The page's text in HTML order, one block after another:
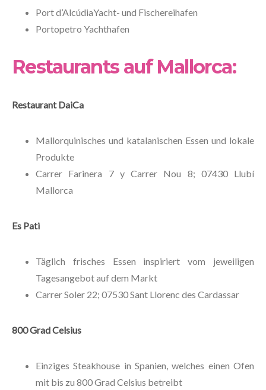
Port d’AlcúdiaYacht- und Fischereihafen
Portopetro Yachthafen
Restaurants auf Mallorca:
Restaurant DaiCa
Mallorquinisches und katalanischen Essen und lokale
Produkte
Carrer Farinera 7 y Carrer Nou 8; 07430 Llubí
Mallorca
Es Pati
Täglich frisches Essen inspiriert vom jeweiligen
Tagesangebot auf dem Markt
Carrer Soler 22; 07530 Sant Llorenc des Cardassar
800 Grad Celsius
Einziges Steakhouse in Spanien, welches einen Ofen
mit bis zu 800 Grad Celsius betreibt